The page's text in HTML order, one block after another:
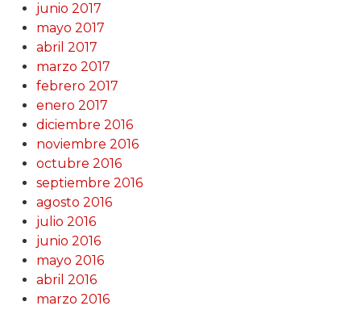
junio 2017
mayo 2017
abril 2017
marzo 2017
febrero 2017
enero 2017
diciembre 2016
noviembre 2016
octubre 2016
septiembre 2016
agosto 2016
julio 2016
junio 2016
mayo 2016
abril 2016
marzo 2016